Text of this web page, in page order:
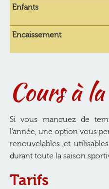
Enfants
Encaissement
Cours à
Si vous manquez de
l’année, une option vous
renouvelables et
durant toute la saison
Tarifs